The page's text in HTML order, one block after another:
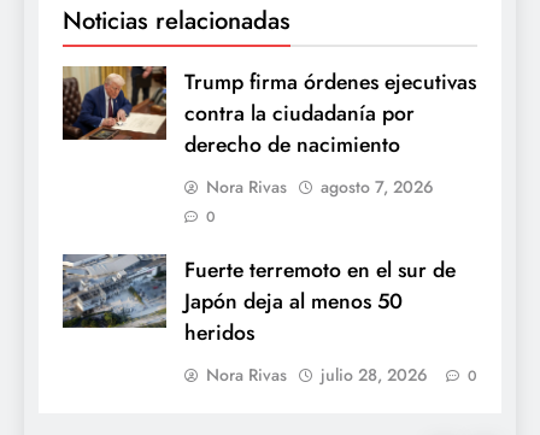
Noticias relacionadas
Trump firma órdenes ejecutivas
contra la ciudadanía por
derecho de nacimiento
Nora Rivas agosto 7, 2026
0
Fuerte terremoto en el sur de
Japón deja al menos 50
heridos
Nora Rivas julio 28, 2026 0